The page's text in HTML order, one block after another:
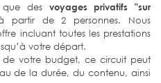
que des voyages privatifs "sur
partir de 2 personnes. Nous
incluant toutes les prestations
votre départ.
votre budget, ce circuit peut
de la durée, du contenu, ainsi